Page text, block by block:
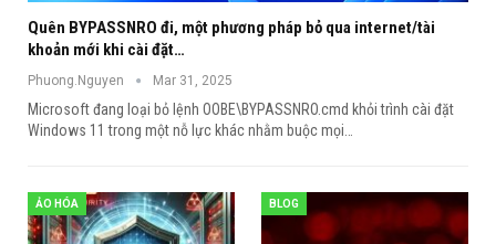
Quên BYPASSNRO đi, một phương pháp bỏ qua internet/tài
khoản mới khi cài đặt…
Phuong.Nguyen Mar 31, 2025
Microsoft đang loại bỏ lệnh OOBE\BYPASSNRO.cmd khỏi trình cài đặt
Windows 11 trong một nỗ lực khác nhằm buộc mọi…
ẢO HÓA BLOG